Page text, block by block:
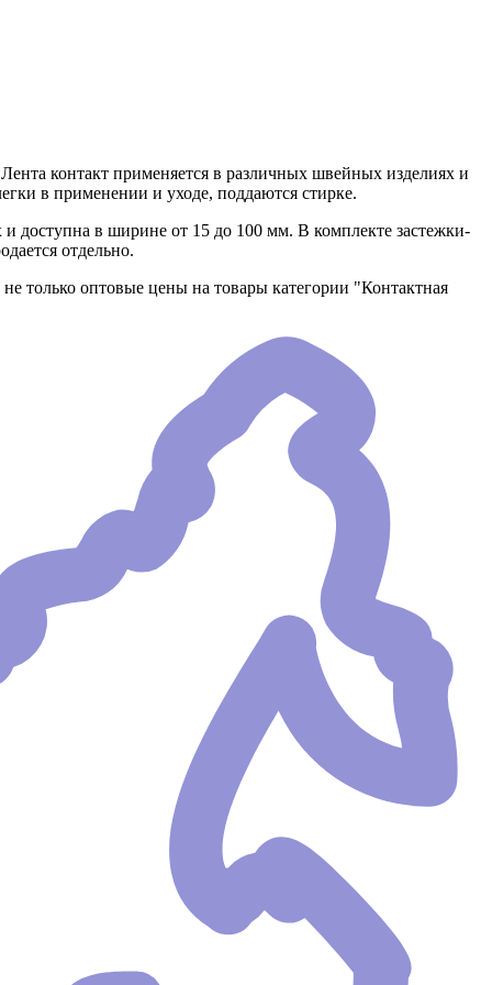
контакт применяется в различных швейных изделиях и
в применении и уходе, поддаются стирке.
и доступна в ширине от 15 до 100 мм. В комплекте застежки-
отдельно.
только оптовые цены на товары категории "Контактная